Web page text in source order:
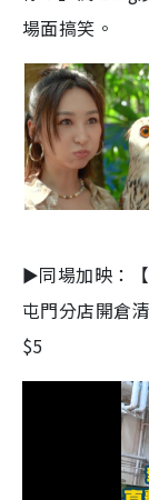
場面搞笑。
►同場加映：
屯門分店開倉
$5